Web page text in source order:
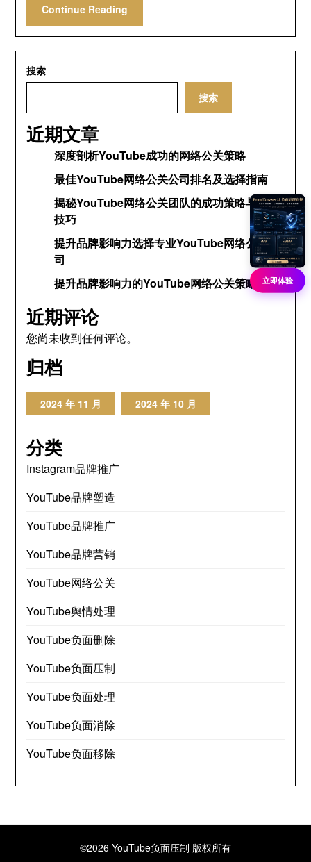
Continue Reading
搜索
搜索
近期文章
深度剖析YouTube成功的网络公关策略
最佳YouTube网络公关公司排名及选择指南
揭秘YouTube网络公关团队的成功策略与运营
技巧
提升品牌影响力选择专业YouTube网络公关公
司
提升品牌影响力的YouTube网络公关策略
近期评论
您尚未收到任何评论。
归档
2024 年 11 月 2024 年 10 月
分类
Instagram品牌推广
YouTube品牌塑造
YouTube品牌推广
YouTube品牌营销
YouTube网络公关
YouTube舆情处理
YouTube负面删除
YouTube负面压制
YouTube负面处理
YouTube负面消除
YouTube负面移除
©2026 YouTube负面压制 版权所有
立即体验